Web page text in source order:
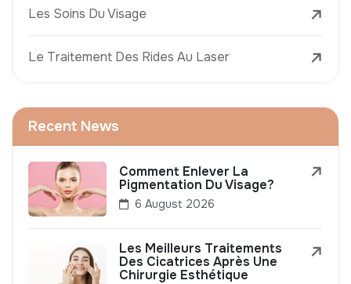
Les Soins Du Visage
Le Traitement Des Rides Au Laser
Recent News
Comment Enlever La
Pigmentation Du Visage?
6 August 2026
Les Meilleurs Traitements
Des Cicatrices Après Une
Chirurgie Esthétique